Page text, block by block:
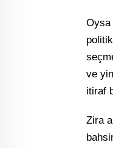
Oysa
ve
itiraf
Zira